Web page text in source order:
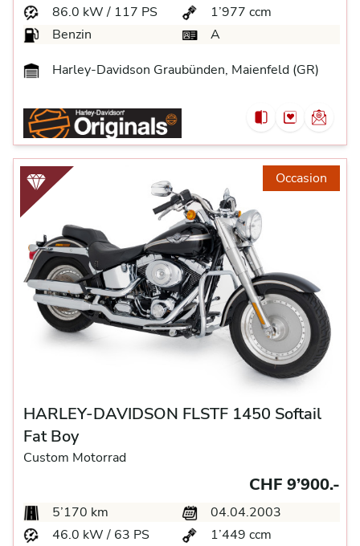
86.0 kW / 117 PS
1’977 ccm
Benzin
A
Harley-Davidson Graubünden, Maienfeld (GR)
Occasion
HARLEY-DAVIDSON FLSTF 1450 Softail
Fat Boy
Custom Motorrad
CHF 9’900.-
5’170 km
04.04.2003
46.0 kW / 63 PS
1’449 ccm